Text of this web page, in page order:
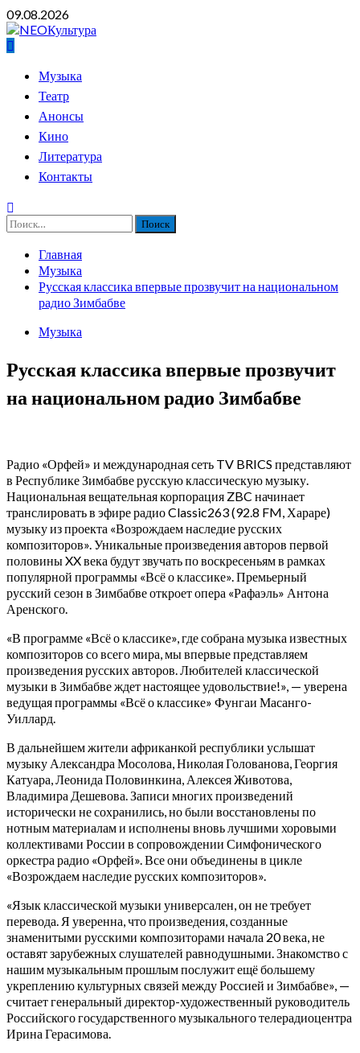
Перейти
к
содержимому
09.08.2026
ОсновноеМузыка
Театр
Анонсы
Кино
Литература
Контакты
Найти:
Главная
Музыка
Русская классика впервые прозвучит на национальном
радио Зимбабве
Музыка
Русская классика впервые прозвучит
на национальном радио Зимбабве
Радио «Орфей» и международная сеть TV BRICS представляют
в Республике Зимбабве русскую классическую музыку.
Национальная вещательная корпорация ZBC начинает
транслировать в эфире радио Classic263 (92.8 FM, Хараре)
музыку из проекта «Возрождаем наследие русских
композиторов». Уникальные произведения авторов первой
половины XX века будут звучать по воскресеньям в рамках
популярной программы «Всё о классике». Премьерный
русский сезон в Зимбабве откроет опера «Рафаэль» Антона
Аренского.
«В программе «Всё о классике», где собрана музыка известных
композиторов со всего мира, мы впервые представляем
произведения русских авторов. Любителей классической
музыки в Зимбабве ждет настоящее удовольствие!», — уверена
ведущая программы «Всё о классике» Фунгаи Масанго-
Уиллард.
В дальнейшем жители африканкой республики услышат
музыку Александра Мосолова, Николая Голованова, Георгия
Катуара, Леонида Половинкина, Алексея Животова,
Владимира Дешевова. Записи многих произведений
исторически не сохранились, но были восстановлены по
нотным материалам и исполнены вновь лучшими хоровыми
коллективами России в сопровождении Симфонического
оркестра радио «Орфей». Все они объединены в цикле
«Возрождаем наследие русских композиторов».
«Язык классической музыки универсален, он не требует
перевода. Я уверенна, что произведения, созданные
знаменитыми русскими композиторами начала 20 века, не
оставят зарубежных слушателей равнодушными. Знакомство с
нашим музыкальным прошлым послужит ещё большему
укреплению культурных связей между Россией и Зимбабве», —
считает генеральный директор-художественный руководитель
Российского государственного музыкального телерадиоцентра
Ирина Герасимова.